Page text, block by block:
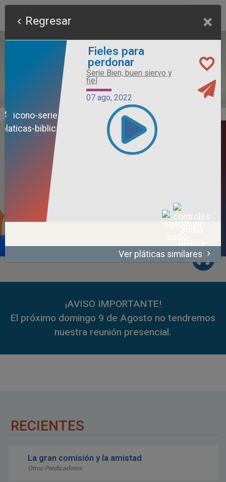
Alimento Sano
Serie Otros Predicadores
59:35
¡AVISO IMPORTANTE!
El próximo domingo 9 de Agosto no tendremos
nuestra reunión presencial.
RECIENTES
La gran comisión y la amistad
Otros Predicadores
Regresar ×
Fieles para
perdonar
Serie Bien, buen siervo y
fiel
07 ago, 2022
00:00 50:28
Ver pláticas similares